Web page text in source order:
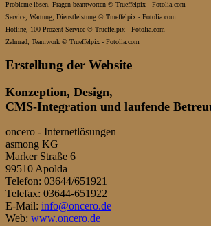
Probleme lösen, Fragen beantworten © Trueffelpix - Fotolia.com
Service, Wartung, Dienstleistung © Trueffelpix - Fotolia.com
Hotline, 100 Prozent Service © Trueffelpix - Fotolia.com
Zahnrad, Teamwork © Trueffelpix - Fotolia.com
Erstellung der Website
Konzeption, Design,
CMS-Integration und laufende
oncero - Internetlösungen
asmong KG
Marker Straße 6
99510 Apolda
Telefon: 03644/651921
Telefax: 03644-651922
E-Mail: info@oncero.de
Web: www.oncero.de